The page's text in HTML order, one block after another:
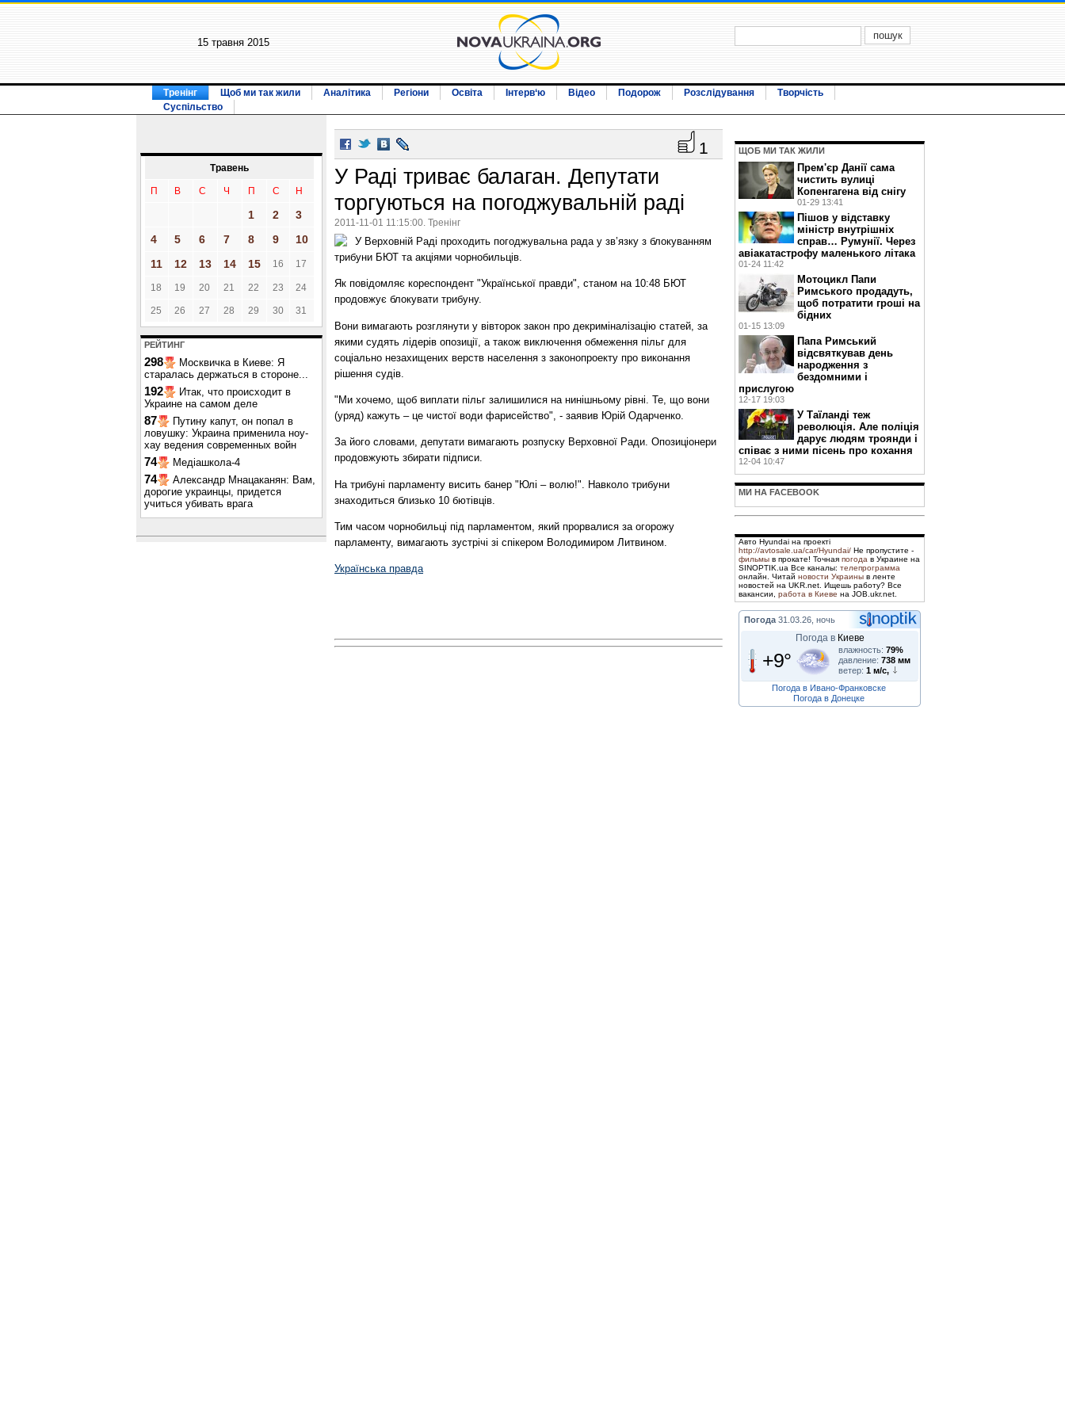
15 травня 2015
Тренінг Щоб ми так жили Аналітика Регіони Освіта Інтерв‘ю Відео Подорож Розслідування
Творчість
Суспільство
Травень
П В С Ч П С Н
1 2
3
4
5 6 7 8 9
10
11
12 13 14 15 16 17
18 19 20 21 22 23 24
25 26 27 28 29 30 31
РЕЙТИНГ
298
Москвичка в Киеве: Я
старалась держаться в стороне...
192
Итак, что происходит в
Украине на самом деле
87
Путину капут, он попал в
ловушку: Украина применила ноу-
хау ведения современных войн
74 Медіашкола-4
74
Александр Мнацаканян: Вам,
дорогие украинцы, придется
учиться убивать врага
1
У Раді триває балаган. Депутати
торгуються на погоджувальній раді
2011-11-01 11:15:00. Тренінг
У Верховній Раді проходить погоджувальна рада у зв’язку з блокуванням
трибуни БЮТ та акціями чорнобильців.
Як повідомляє кореспондент "Української правди", станом на 10:48 БЮТ
продовжує блокувати трибуну.
Вони вимагають розглянути у вівторок закон про декриміналізацію статей, за
якими судять лідерів опозиції, а також виключення обмеження пільг для
соціально незахищених верств населення з законопроекту про виконання
рішення судів.
"Ми хочемо, щоб виплати пільг залишилися на нинішньому рівні. Те, що вони
(уряд) кажуть – це чистої води фарисейство", - заявив Юрій Одарченко.
За його словами, депутати вимагають розпуску Верховної Ради. Опозиціонери
продовжують збирати підписи.
На трибуні парламенту висить банер "Юлі – волю!". Навколо трибуни
знаходиться близько 10 бютівців.
Тим часом чорнобильці під парламентом, який прорвалися за огорожу
парламенту, вимагають зустрічі зі спікером Володимиром Литвином.
Українська правда
ЩОБ МИ ТАК ЖИЛИ
Прем'єр Данії сама
чистить вулиці
Копенгагена від снігу
01-29 13:41
Пішов у відставку
міністр внутрішніх
справ… Румунії. Через
авіакатастрофу маленького літака
01-24 11:42
Мотоцикл Папи
Римського продадуть,
щоб потратити гроші на
бідних
01-15 13:09
Папа Римський
відсвяткував день
народження з
бездомними і
прислугою
12-17 19:03
У Таїланді теж
революція. Але поліція
дарує людям троянди і
співає з ними пісень про кохання
12-04 10:47
МИ НА FACEBOOK
Авто Hyundai на проекті
http://avtosale.ua/car/Hyundai/ Не пропустите -
фильмы в прокате! Точная погода в Украине на
SINOPTIK.ua Все каналы: телепрограмма
онлайн. Читай новости Украины в ленте
новостей на UKR.net. Ищешь работу? Все
вакансии, работа в Киеве на JOB.ukr.net.
Погода 31.03.26, ночь
Погода в Киеве
+9° влажность: 79%
давление: 738 мм
ветер: 1 м/с,
Погода в Ивано-Франковске
Погода в Донецке